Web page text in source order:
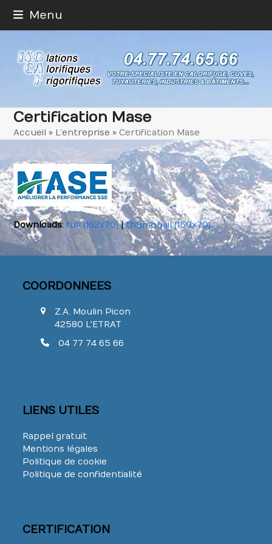
content
Menu
Certification Mase
Accueil » L’entreprise »Certification Mase
Downloads:full (162x70)|thumbnail (150x70)
COORDONNEES
Z.A. Moulin Picon
42580 L'ETRAT
04 77 74 65 66
LIENS UTILES
Rappel gratuit
Mentions légales
Politique de cookie
Politique de confidentialité
CERTIFICATION